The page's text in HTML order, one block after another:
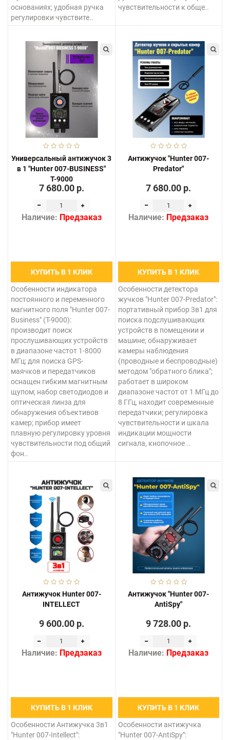
основаниях; удобная ручка
регулировки чувствите..
чувствительности к обще..
Универсальный антижучок 3
в 1 "Hunter 007-BUSINESS"
Т-9000
7 680.00 р.
Наличие: Предзаказ
КУПИТЬ В 1 КЛИК
Особенности индикатора
постоянного и переменного
магнитного поля "Hunter 007-
Business" (Т-9000):
производит поиск
прослушивающих устройств
в диапазоне частот 1-8000
МГц; для поиска GPS-
маячков и передатчиков
оснащен гибким магнитным
щупом; набор светодиодов и
оптическая линза для
обнаружения объективов
камер; прибор имеет
плавную регулировку уровня
чувствительности под общий
фон..
Антижучок "Hunter 007-
Predator"
7 680.00 р.
Наличие: Предзаказ
КУПИТЬ В 1 КЛИК
Особенности детектора
жучков "Hunter 007-Predator":
портативный прибор 3в1 для
поиска подслушивающих
устройств в помещении и
машине; обнаруживает
камеры наблюдения
(проводные и беспроводные)
методом "обратного блика";
работает в широком
диапазоне частот от 1 МГц до
8 ГГц, находит современные
передатчики; регулировка
чувствительности и шкала
индикации мощности
сигнала, кнопочное ..
Антижучок Hunter 007-
INTELLECT
9 600.00 р.
Наличие: Предзаказ
КУПИТЬ В 1 КЛИК
Особенности Антижучка 3в1
"Hunter 007-Intellect":
Антижучок "Hunter 007-
AntiSpy"
9 728.00 р.
Наличие: Предзаказ
КУПИТЬ В 1 КЛИК
Особенности антижучка
"Hunter 007-AntiSpy":